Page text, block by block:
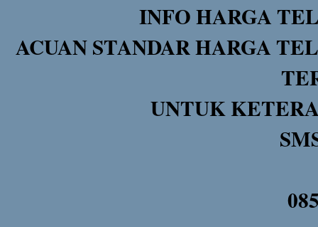
INFO HARGA
ACUAN STANDAR HARGA
UNTUK